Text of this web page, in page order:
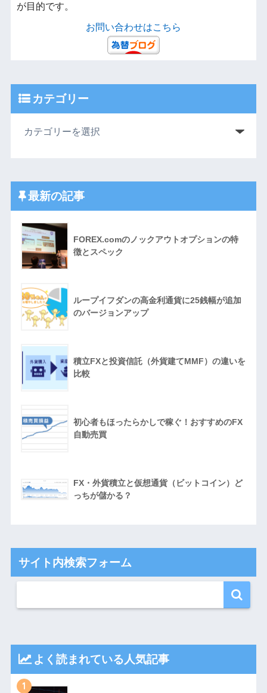
が目的です。
お問い合わせはこちら
カテゴリー
最新の記事
FOREX.comのノックアウトオプションの特
徴とスペック
ループイフダンの高金利通貨に25銭幅が追加
のバージョンアップ
積立FXと投資信託（外貨建てMMF）の違いを
比較
初心者もほったらかしで稼ぐ！おすすめのFX
自動売買
FX・外貨積立と仮想通貨（ビットコイン）ど
っちが儲かる？
サイト内検索フォーム
よく読まれている人気記事
1